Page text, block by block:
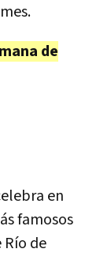
de
en
famosos
Río de